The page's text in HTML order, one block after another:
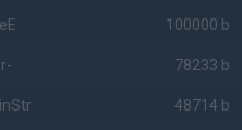
100000 b
78233 b
48714 b